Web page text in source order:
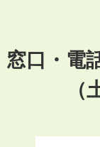
窓口・電